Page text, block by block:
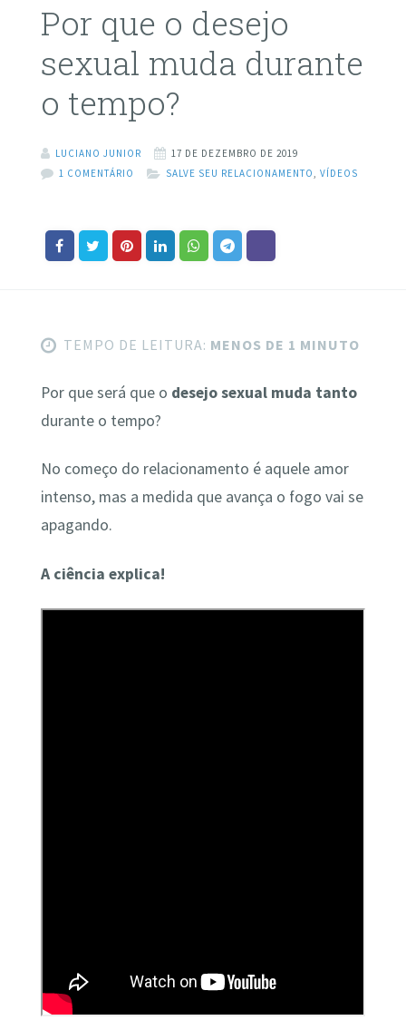
Por que o desejo
sexual muda durante
o tempo?
LUCIANO JUNIOR
17 DE DEZEMBRO DE 2019
1 COMENTÁRIO
SALVE SEU RELACIONAMENTO VÍDEOS
TEMPO DE LEITURA: MENOS DE 1 MINUTO
Por que será que o desejo sexual muda tanto
durante o tempo?
No começo do relacionamento é aquele amor
intenso, mas a medida que avança o fogo vai se
apagando.
A ciência explica!